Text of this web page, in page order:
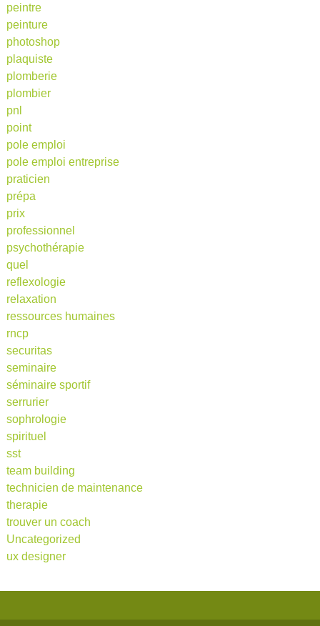
peintre
peinture
photoshop
plaquiste
plomberie
plombier
pnl
point
pole emploi
pole emploi entreprise
praticien
prépa
prix
professionnel
psychothérapie
quel
reflexologie
relaxation
ressources humaines
rncp
securitas
seminaire
séminaire sportif
serrurier
sophrologie
spirituel
sst
team building
technicien de maintenance
therapie
trouver un coach
Uncategorized
ux designer